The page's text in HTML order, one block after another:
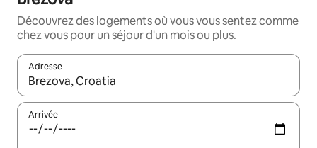
Découvrez des logements où vous vous sentez comme
chez vous pour un séjour d'un mois ou plus.
Adresse
Lorsque les résultats s'affichent, utilisez les flèches vers le
Arrivée